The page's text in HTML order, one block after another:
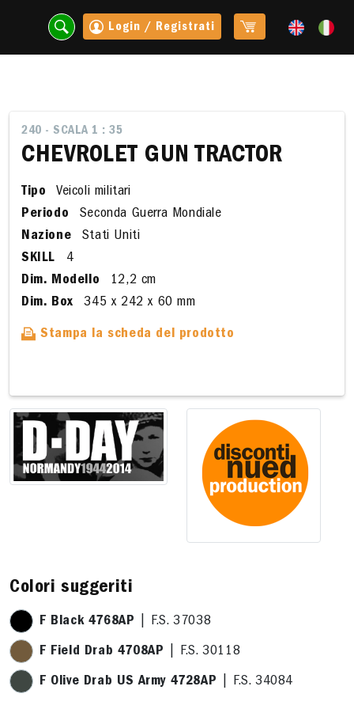
Login / Registrati
240 - SCALA 1 : 35
CHEVROLET GUN TRACTOR
Tipo
Veicoli militari
Periodo
Seconda Guerra Mondiale
Nazione
Stati Uniti
SKILL
4
Dim. Modello
12,2 cm
Dim. Box
345 x 242 x 60 mm
Stampa la scheda del prodotto
Colori suggeriti
F Black 4768AP | F.S. 37038
F Field Drab 4708AP | F.S. 30118
F Olive Drab US Army 4728AP | F.S. 34084